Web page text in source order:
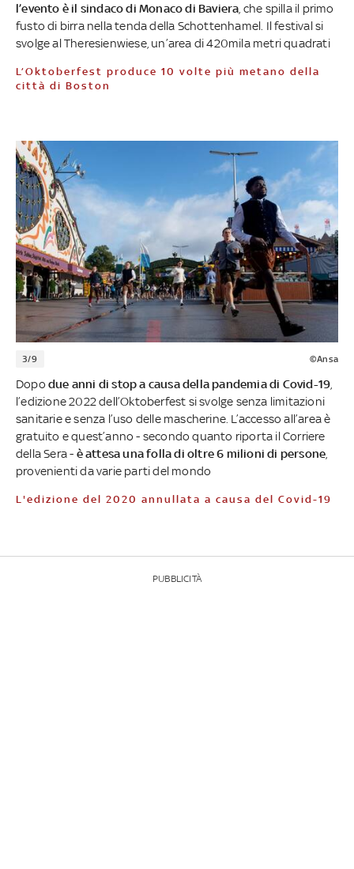
l’evento è il sindaco di Monaco di Baviera , che spilla il primo
fusto di birra nella tenda della Schottenhamel. Il festival si
svolge al Theresienwiese, un’area di 420mila metri quadrati
L’Oktoberfest produce 10 volte più metano della
città di Boston
3/9 ©Ansa
Dopo due anni di stop a causa della pandemia di Covid-19
l’edizione 2022 dell’Oktoberfest si svolge senza limitazioni
sanitarie e senza l’uso delle mascherine. L’accesso all’area è
gratuito e quest’anno - secondo quanto riporta il Corriere
della Sera - è attesa una folla di oltre 6 milioni di persone
provenienti da varie parti del mondo
L'edizione del 2020 annullata a causa del Covid-19
PUBBLICITÀ